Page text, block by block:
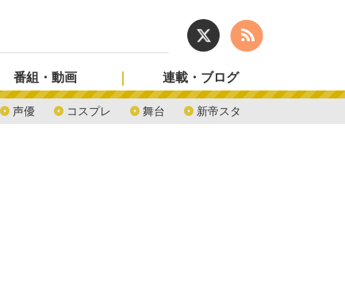
声優 コスプレ 舞台 新帝スタ
番組・動画 連載・ブログ